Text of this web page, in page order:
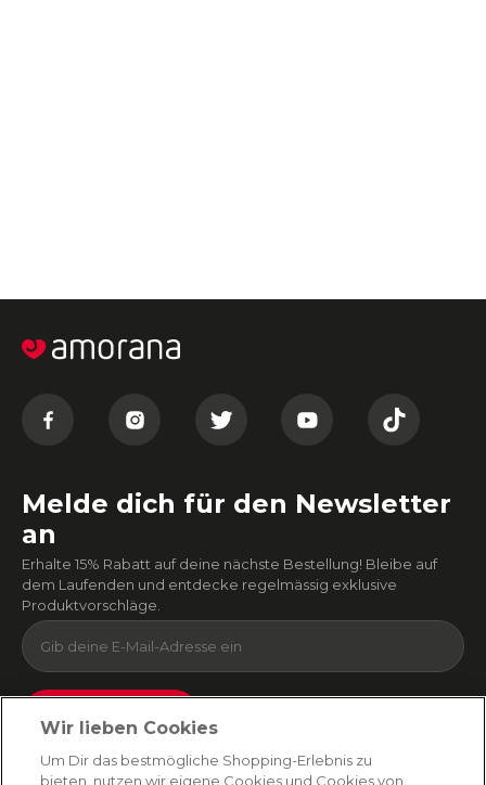
Melde dich für den Newsletter
an
Erhalte 15% Rabatt auf deine nächste Bestellung! Bleibe auf
dem Laufenden und entdecke regelmässig exklusive
Produktvorschläge.
Absenden
Du kannst dich jederzeit von unserem Newsletter abmelden. Indem du fortfährst, stimmst
du unseren E-Mail-Bedingungenund Datenschutzbestimmungen zu
Wir lieben Cookies
Um Dir das bestmögliche Shopping-Erlebnis zu
bieten, nutzen wir eigene Cookies und Cookies von